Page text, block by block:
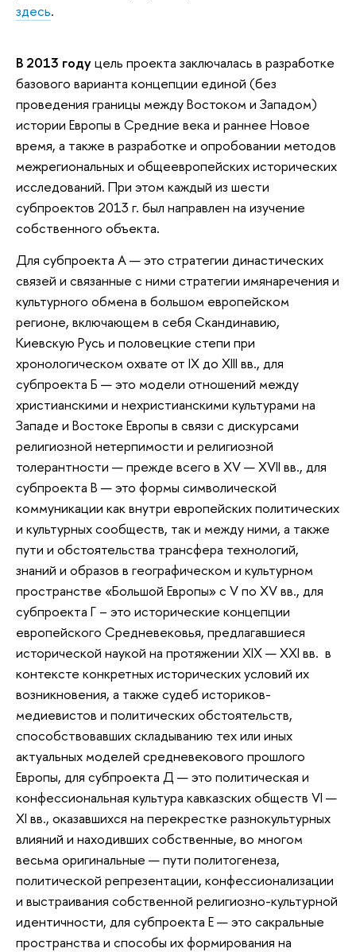
здесь.
В 2013 годуцель проекта заключалась в разработке
базового варианта концепции единой (без
проведения границы между Востоком и Западом)
истории Европы в Средние века и раннее Новое
время, а также в разработке и опробовании методов
межрегиональных и общеевропейских исторических
исследований. При этом каждый из шести
субпроектов 2013 г. был направлен на изучение
собственного объекта.
Для субпроекта А — это стратегии династических
связей и связанные с ними стратегии имянаречения и
культурного обмена в большом европейском
регионе, включающем в себя Скандинавию,
Киевскую Русь и половецкие степи при
хронологическом охвате от IX до XIII вв., для
субпроекта Б — это модели отношений между
христианскими и нехристианскими культурами на
Западе и Востоке Европы в связи с дискурсами
религиозной нетерпимости и религиозной
толерантности — прежде всего в XV — XVII вв., для
субпроекта В — это формы символической
коммуникации как внутри европейских политических
и культурных сообществ, так и между ними, а также
пути и обстоятельства трансфера технологий,
знаний и образов в географическом и культурном
пространстве «Большой Европы» с V по XV вв., для
субпроекта Г – это исторические концепции
европейского Средневековья, предлагавшиеся
исторической наукой на протяжении XIX — XXI вв. в
контексте конкретных исторических условий их
возникновения, а также судеб историков-
медиевистов и политических обстоятельств,
способствовавших складыванию тех или иных
актуальных моделей средневекового прошлого
Европы, для субпроекта Д — это политическая и
конфессиональная культура кавказских обществ VI —
XI вв., оказавшихся на перекрестке разнокультурных
влияний и находивших собственные, во многом
весьма оригинальные — пути политогенеза,
политической репрезентации, конфессионализации
и выстраивания собственной религиозно-культурной
идентичности, для субпроекта Е — это сакральные
пространства и способы их формирования на